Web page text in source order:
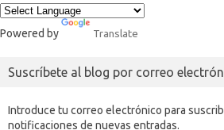
Powered by Translate
Suscríbete al blog por correo
Introduce tu correo electrónico para
notificaciones de nuevas entradas.